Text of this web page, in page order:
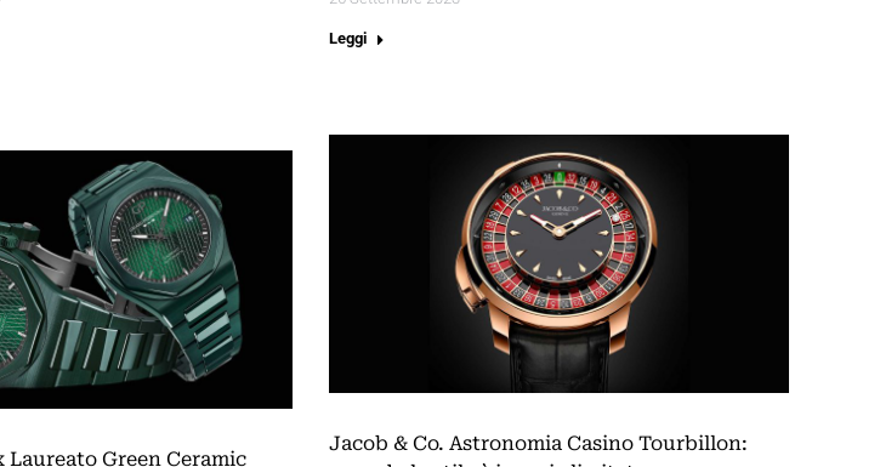
Leggi
Jacob & Co. Astronomia Casino Tourbillon:
Green Ceramic